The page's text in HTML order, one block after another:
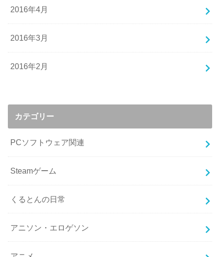
2016年4月
2016年3月
2016年2月
カテゴリー
PCソフトウェア関連
Steamゲーム
くるとんの日常
アニソン・エロゲソン